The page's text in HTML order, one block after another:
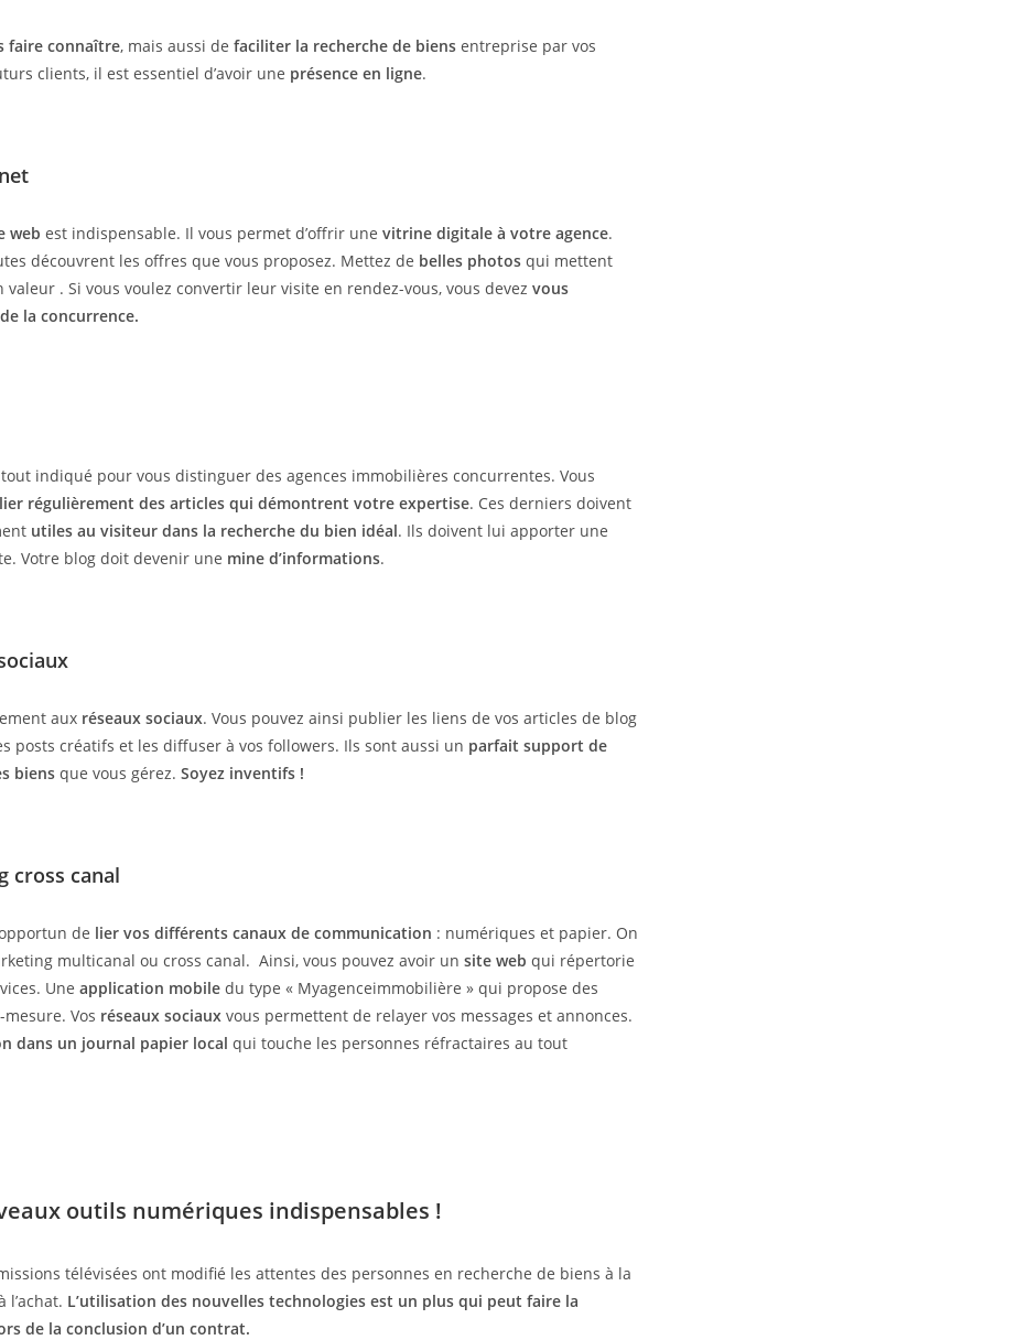
faire connaître, mais aussi de faciliter la recherche de biens entreprise par vos
clients, il est essentiel d’avoir une présence en ligne.
web est indispensable. Il vous permet d’offrir une vitrine digitale à votre agence.
découvrent les offres que vous proposez. Mettez de belles photos qui mettent
valeur . Si vous voulez convertir leur visite en rendez-vous, vous devez vous
la concurrence.
indiqué pour vous distinguer des agences immobilières concurrentes. Vous
régulièrement des articles qui démontrent votre expertise. Ces derniers doivent
utiles au visiteur dans la recherche du bien idéal. Ils doivent lui apporter une
Votre blog doit devenir une mine d’informations.
aux réseaux sociaux. Vous pouvez ainsi publier les liens de vos articles de blog
posts créatifs et les diffuser à vos followers. Ils sont aussi un parfait support de
biens que vous gérez. Soyez inventifs !
cross canal
de lier vos différents canaux de communication : numériques et papier. On
multicanal ou cross canal. Ainsi, vous pouvez avoir un site web qui répertorie
Une application mobile du type « Myagenceimmobilière » qui propose des
Vos réseaux sociaux vous permettent de relayer vos messages et annonces.
dans un journal papier local qui touche les personnes réfractaires au tout
outils numériques indispensables !
télévisées ont modifié les attentes des personnes en recherche de biens à la
l’achat. L’utilisation des nouvelles technologies est un plus qui peut faire la
de la conclusion d’un contrat.